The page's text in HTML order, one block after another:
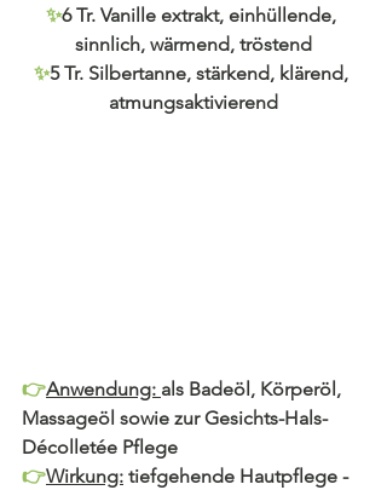
✨6 Tr. Vanille extrakt, einhüllende,
sinnlich, wärmend, tröstend
✨5 Tr. Silbertanne, stärkend, klärend,
atmungsaktivierend
👉Anwendung: als Badeöl, Körperöl,
Massageöl sowie zur Gesichts-Hals-
Décolletée Pflege
👉Wirkung: tiefgehende Hautpflege -